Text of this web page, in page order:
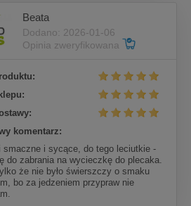
Beata
Dodano: 2026-01-06
Opinia zweryfikowana
komentarz:
smaczne i sycące, do tego leciutkie -
do zabrania na wycieczkę do plecaka.
że nie było świerszczy o smaku
bo za jedzeniem przypraw nie